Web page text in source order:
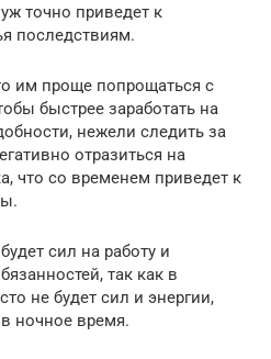
точно приведет к
последствиям.
им проще попрощаться с
быстрее заработать на
нежели следить за
отразиться на
что со временем приведет к
сил на работу и
так как в
не будет сил и энергии,
ночное время.